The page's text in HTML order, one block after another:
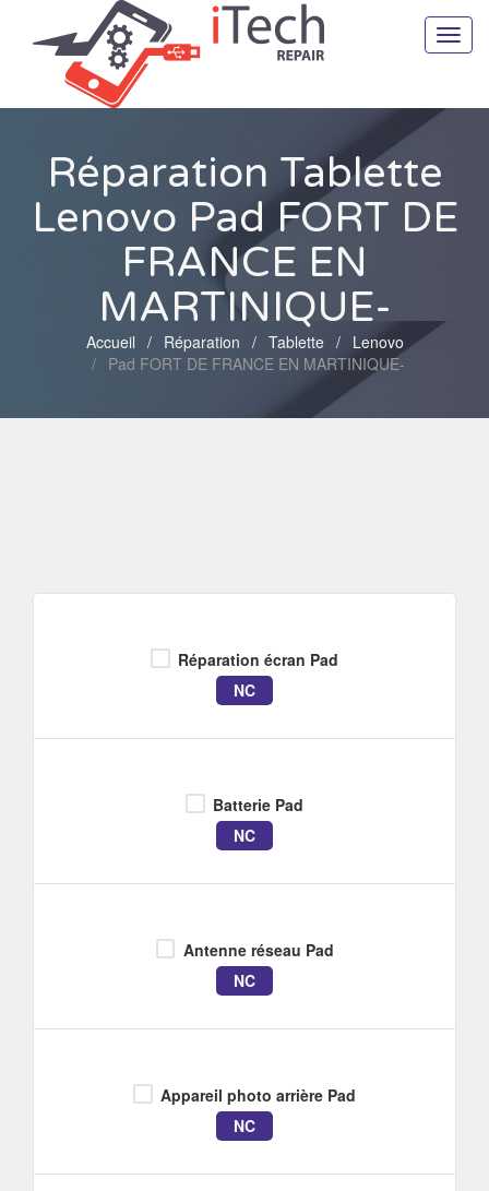
Réparation Tablette
Lenovo Pad FORT DE
FRANCE EN
MARTINIQUE-
Accueil Réparation Tablette
Lenovo
Pad FORT DE FRANCE EN MARTINIQUE-
Réparation écran Pad
NC
Batterie Pad
NC
Antenne réseau Pad
NC
Appareil photo arrière Pad
NC